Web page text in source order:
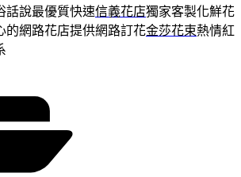
話說最優質快速信義花店獨家客製化鮮花
的網路花店提供網路訂花金莎花束熱情紅